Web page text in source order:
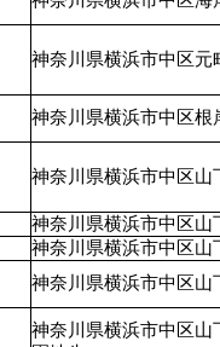
神奈川県横浜市中区元
神奈川県横浜市中区根
神奈川県横浜市中区山
神奈川県横浜市中区山
神奈川県横浜市中区山
神奈川県横浜市中区山
神奈川県横浜市中区山